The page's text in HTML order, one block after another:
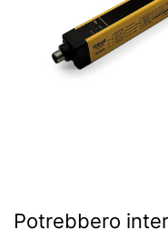
Potrebbero